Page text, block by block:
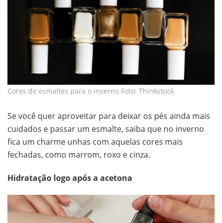
Cores de esmaltes para o inverno Foto: Thinkstock
Se você quer aproveitar para deixar os pés ainda mais
cuidados e passar um esmalte, saiba que no inverno
fica um charme unhas com aquelas cores mais
fechadas, como marrom, roxo e cinza.
Hidratação logo após a acetona